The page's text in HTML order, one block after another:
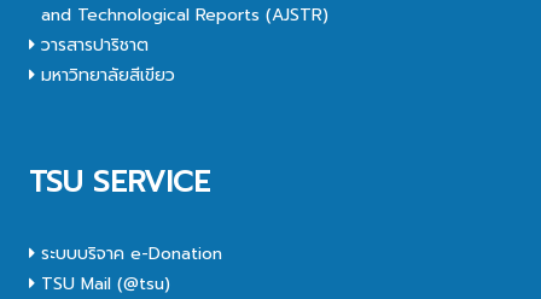
and Technological Reports (AJSTR)
วารสารปาริชาต
มหาวิทยาลัยสีเขียว
TSU SERVICE
ระบบบริจาค e-Donation
TSU Mail (@tsu)